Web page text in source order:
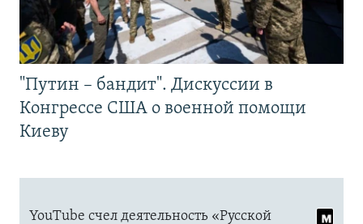
"Путин – бандит". Дискуссии в
Конгрессе США о военной помощи
Киеву